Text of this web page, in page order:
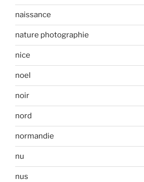
naissance
nature photographie
nice
noel
noir
nord
normandie
nu
nus